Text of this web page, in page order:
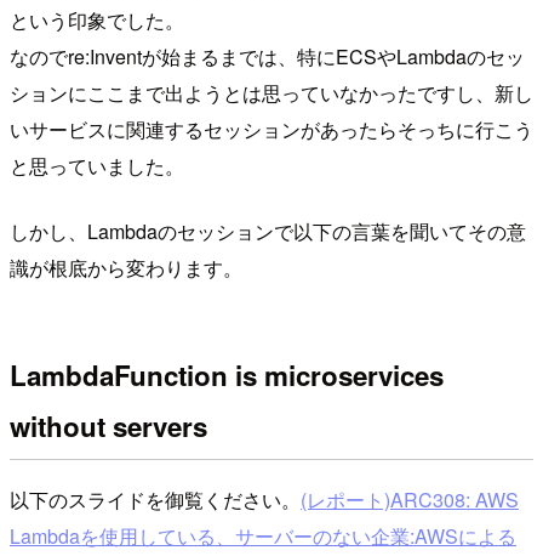
という印象でした。
なのでre:Inventが始まるまでは、特にECSやLambdaのセッ
ションにここまで出ようとは思っていなかったですし、新し
いサービスに関連するセッションがあったらそっちに行こう
と思っていました。
しかし、Lambdaのセッションで以下の言葉を聞いてその意
識が根底から変わります。
LambdaFunction is microservices
without servers
以下のスライドを御覧ください。 (レポート)ARC308: AWS
Lambdaを使用している、サーバーのない企業:AWSによる